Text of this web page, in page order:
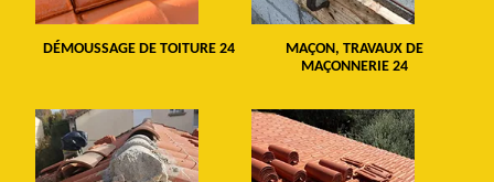
DÉMOUSSAGE DE TOITURE 24
MAÇON, TRAVAUX DE
MAÇONNERIE 24